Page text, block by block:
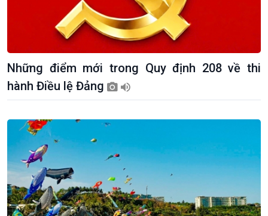
Giới thiệu
Thời sự
Thời sự 12h
Thời sự 18h
Chuyên mục
Theo dòng Thời sự
Những điểm mới trong Quy định 208 về thi
hành Điều lệ Đảng